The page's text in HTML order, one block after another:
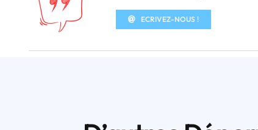
ECRIVEZ-NOUS !